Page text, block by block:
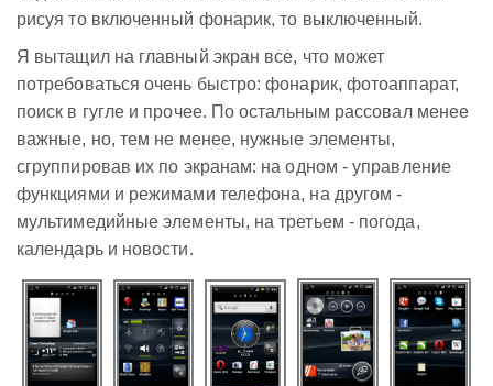
рисуя то включенный фонарик, то выключенный.
Я вытащил на главный экран все, что может
потребоваться очень быстро: фонарик, фотоаппарат,
поиск в гугле и прочее. По остальным рассовал менее
важные, но, тем не менее, нужные элементы,
сгруппировав их по экранам: на одном - управление
функциями и режимами телефона, на другом -
мультимедийные элементы, на третьем - погода,
календарь и новости.